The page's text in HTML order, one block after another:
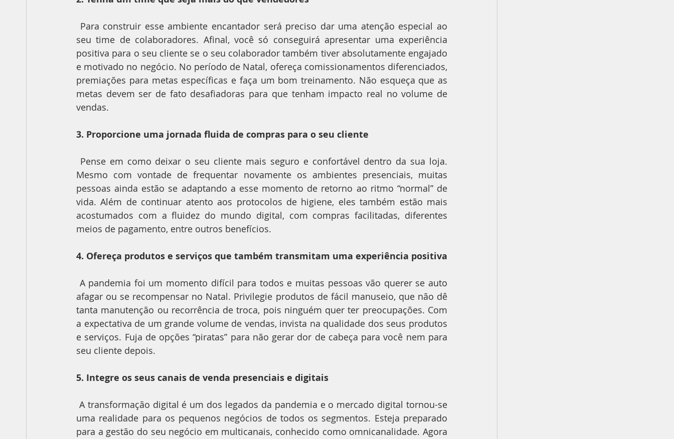
seu time de colaboradores. Afinal, você só conseguirá apresentar uma experiência
positiva para o seu cliente se o seu colaborador também tiver absolutamente engajado
e motivado no negócio. No período de Natal, ofereça comissionamentos diferenciados,
premiações para metas específicas e faça um bom treinamento. Não esqueça que as
metas devem ser de fato desafiadoras para que tenham impacto real no volume de
vendas.
3. Proporcione uma jornada fluida de compras para o seu cliente
Mesmo com vontade de frequentar novamente os ambientes presenciais, muitas
pessoas ainda estão se adaptando a esse momento de retorno ao ritmo “normal” de
vida. Além de continuar atento aos protocolos de higiene, eles também estão mais
acostumados com a fluidez do mundo digital, com compras facilitadas, diferentes
meios de pagamento, entre outros benefícios.
4. Ofereça produtos e serviços que também transmitam uma experiência positiva
afagar ou se recompensar no Natal. Privilegie produtos de fácil manuseio, que não dê
tanta manutenção ou recorrência de troca, pois ninguém quer ter preocupações. Com
a expectativa de um grande volume de vendas, invista na qualidade dos seus produtos
e serviços. Fuja de opções “piratas” para não gerar dor de cabeça para você nem para
seu cliente depois.
5. Integre os seus canais de venda presenciais e digitais
uma realidade para os pequenos negócios de todos os segmentos. Esteja preparado
para a gestão do seu negócio em multicanais, conhecido como omnicanalidade. Agora